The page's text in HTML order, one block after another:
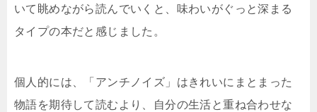
いて眺めながら読んでいくと、味わいがぐっと深まる
タイプの本だと感じました。
個人的には、「アンチノイズ」はきれいにまとまった
物語を期待して読むより、自分の生活と重ね合わせな